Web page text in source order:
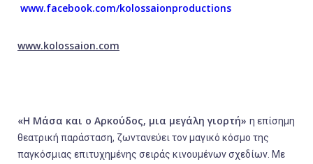
www.facebook.com/kolossaionproductions
www.kolossaion.com
«Η Μάσα και ο Αρκούδος, μια μεγάλη γιορτή» η επίσημη
θεατρική παράσταση, ζωντανεύει τον μαγικό κόσμο της
παγκόσμιας επιτυχημένης σειράς κινουμένων σχεδίων. Με